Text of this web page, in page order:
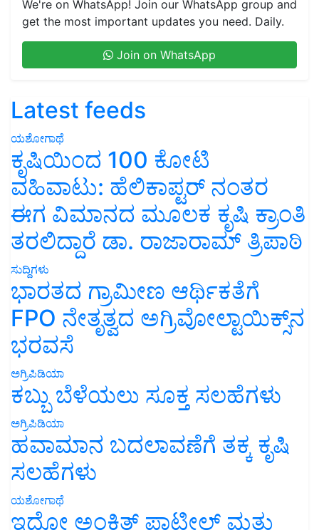
We're on WhatsApp! Join our WhatsApp group and
get the most important updates you need. Daily.
Join on WhatsApp
Latest feeds
ಯಶೋಗಾಥೆ
ಕೃಷಿಯಿಂದ 100 ಕೋಟಿ
ವಹಿವಾಟು: ಹೆಲಿಕಾಪ್ಟರ್ ನಂತರ
ಈಗ ವಿಮಾನದ ಮೂಲಕ ಕೃಷಿ ಕ್ರಾಂತಿ
ತರಲಿದ್ದಾರೆ ಡಾ. ರಾಜಾರಾಮ್ ತ್ರಿಪಾಠಿ
ಸುದ್ದಿಗಳು
ಭಾರತದ ಗ್ರಾಮೀಣ ಆರ್ಥಿಕತೆಗೆ
FPO ನೇತೃತ್ವದ ಅಗ್ರಿವೋಲ್ಟಾಯಿಕ್ಸ್‌ನ
ಭರವಸೆ
ಅಗ್ರಿಪಿಡಿಯಾ
ಕಬ್ಬು ಬೆಳೆಯಲು ಸೂಕ್ತ ಸಲಹೆಗಳು
ಅಗ್ರಿಪಿಡಿಯಾ
ಹವಾಮಾನ ಬದಲಾವಣೆಗೆ ತಕ್ಕ ಕೃಷಿ
ಸಲಹೆಗಳು
ಯಶೋಗಾಥೆ
ಇದೋ ಅಂಕಿತ್ ಪಾಟೀಲ್ ಮತ್ತು